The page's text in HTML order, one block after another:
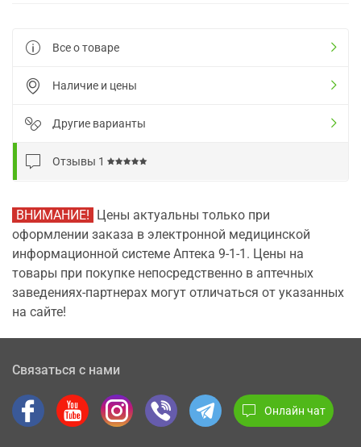
Все о товаре
Наличие и цены
Другие варианты
Отзывы 1
ВНИМАНИЕ! Цены актуальны только при
оформлении заказа в электронной медицинской
информационной системе Аптека 9-1-1. Цены на
товары при покупке непосредственно в аптечных
заведениях-партнерах могут отличаться от указанных
на сайте!
Связаться с нами
Онлайн чат